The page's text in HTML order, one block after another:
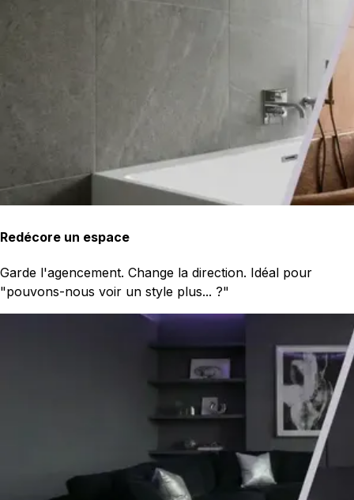
Redécore un espace
Garde l'agencement. Change la direction. Idéal pour
"pouvons-nous voir un style plus... ?"